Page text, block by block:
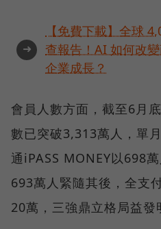
➜
【免費下載】全球
查報告！AI 如何改
企業成長？
會員人數方面，截至6月
數已突破3,313萬人，單
通iPASS MONEY以698
693萬人緊隨其後，全支
20萬，三強鼎立格局益發